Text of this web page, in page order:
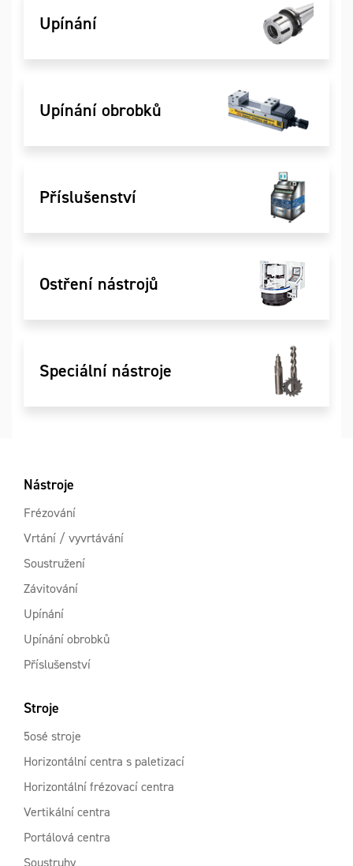
Upínání
Upínání obrobků
Příslušenství
Ostření nástrojů
Speciální nástroje
Nástroje
Frézování
Vrtání / vyvrtávání
Soustružení
Závitování
Upínání
Upínání obrobků
Příslušenství
Stroje
5osé stroje
Horizontální centra s paletizací
Horizontální frézovací centra
Vertikální centra
Portálová centra
Soustruhy